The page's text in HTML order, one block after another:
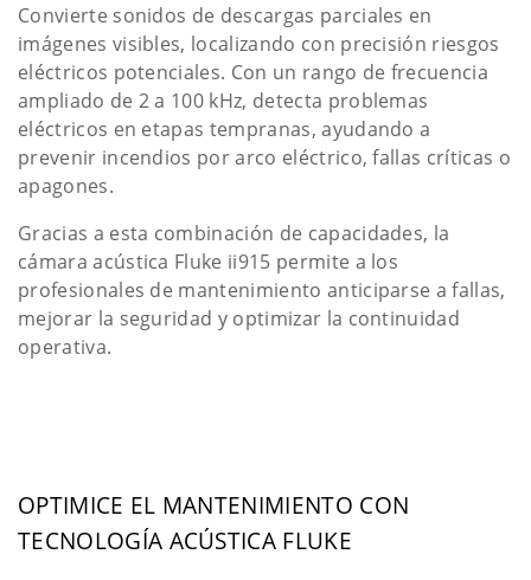
Convierte sonidos de descargas parciales en
imágenes visibles, localizando con precisión riesgos
eléctricos potenciales. Con un rango de frecuencia
ampliado de 2 a 100 kHz, detecta problemas
eléctricos en etapas tempranas, ayudando a
prevenir incendios por arco eléctrico, fallas críticas o
apagones.
Gracias a esta combinación de capacidades, la
cámara acústica Fluke ii915 permite a los
profesionales de mantenimiento anticiparse a fallas,
mejorar la seguridad y optimizar la continuidad
operativa.
OPTIMICE EL MANTENIMIENTO CON
TECNOLOGÍA ACÚSTICA FLUKE